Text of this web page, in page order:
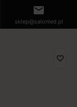
mail
sklep@salonled.pl
favorite_border